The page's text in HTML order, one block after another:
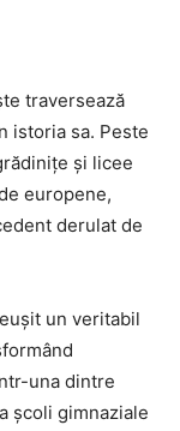
traversează
istoria sa. Peste
și licee
europene,
derulat de
un veritabil
una dintre
școli gimnaziale